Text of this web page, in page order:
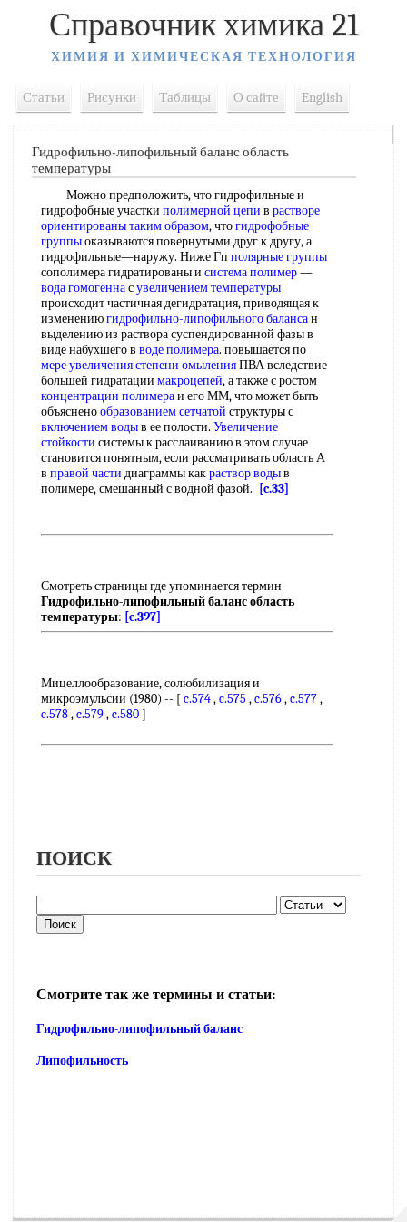
Справочник химика 21
ХИМИЯ И ХИМИЧЕСКАЯ ТЕХНОЛОГИЯ
Статьи Рисунки Таблицы О сайте English
Гидрофильно-липофильный баланс область
температуры
Можно предположить, что гидрофильные и
гидрофобные участки полимерной цепи в растворе
ориентированытаким образом, чтогидрофобные
группыоказываются повернутыми друг к другу, а
гидрофильные—наружу. Ниже Гп полярные группы
сополимера гидратированы и система полимер—
вода гомогеннасувеличением температуры
происходит частичная дегидратация, приводящая к
изменениюгидрофильно-липофильного балансан
выделению из раствора суспендированной фазы в
виде набухшего в воде полимера. повышается по
мере увеличениястепени омыленияПВА вследствие
большей гидратации макроцепей, а также с ростом
концентрации полимераи его ММ, что может быть
объясненообразованием сетчатой структуры с
включением водыв ее полости. Увеличение
стойкости системы к расслаиванию в этом случае
становится понятным, если рассматривать область А
в правой части диаграммы какраствор водыв
полимере, смешанный с водной фазой.
[c.33]
Смотреть страницы где упоминается термин
Гидрофильно-липофильный баланс область
температуры: [c.397]
Мицеллообразование, солюбилизация и
микроэмульсии (1980) -- [ c.574,c.575 ,c.576,c.577,
c.578,c.579,c.580]
ПОИСК
Смотрите так же термины и статьи:
Гидрофильно-липофильный баланс
Липофильность